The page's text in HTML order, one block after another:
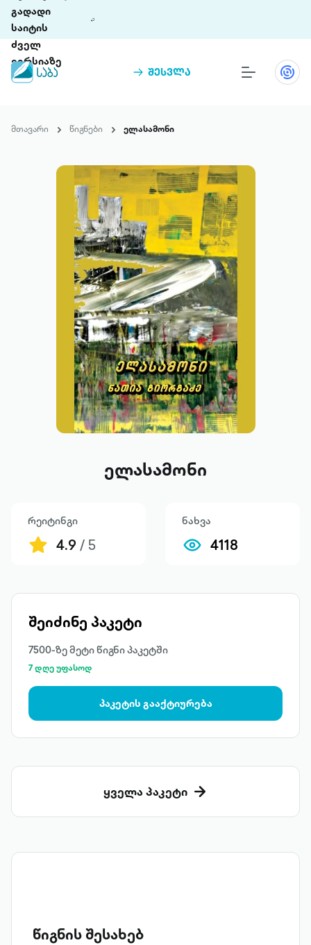
გადადი
საიტის
ძველ
ვერსიაზე
შესვლა
თინეთი 9 ციფრულ პლატფორმასა და 5
ჩვენ შესახებ
პაკეტები
მთავარი წიგნები ელასამონი
ელასამონი
რეიტინგი
4.9 / 5
ნახვა
4118
შეიძინე პაკეტი
7500-ზე მეტი წიგნი პაკეტში
7 დღე უფასოდ
პაკეტის გააქტიურება
ყველა პაკეტი
წიგნის შესახებ